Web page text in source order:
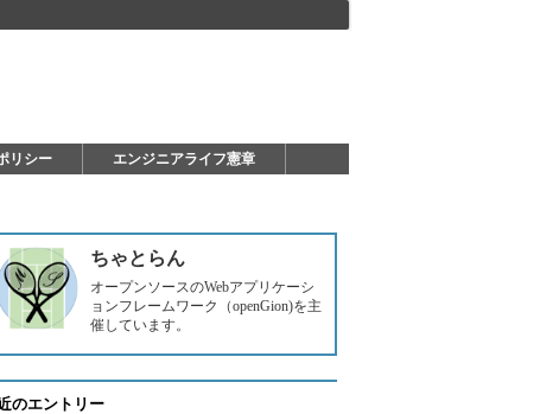
リシー エンジニアライフ憲章
ちゃとらん
オープンソースのWebアプリケーシ
ョンフレームワーク（openGion)を主
催しています。
のエントリー